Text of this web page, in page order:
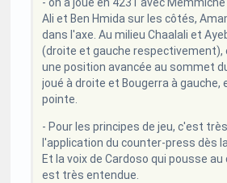
Ali et Ben Hmida sur les côtés,
dans l'axe. Au milieu Chaalali et
(droite et gauche respectivement),
une position avancée au sommet
joué à droite et Bougerra à gauche,
pointe.
- Pour les principes de jeu, c'est
l'application du counter-press dès
Et la voix de Cardoso qui pousse
est très entendue.